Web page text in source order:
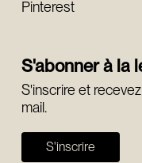
Pinterest
S'abonner à la
S'inscrire et
mail.
S'inscrire